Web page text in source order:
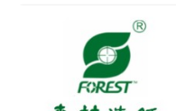
木材切片机